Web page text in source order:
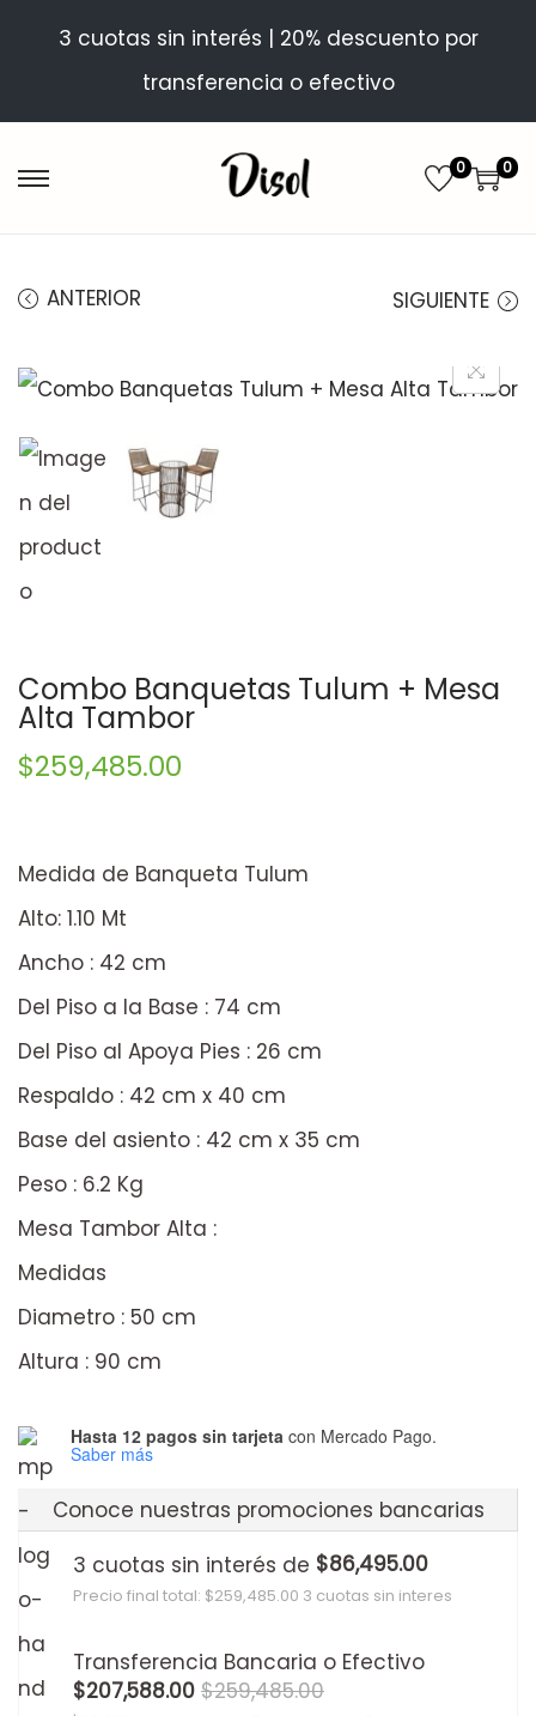
3 cuotas sin interés | 20% descuento por
transferencia o efectivo
0 0
ANTERIOR SIGUIENTE
Combo Banquetas Tulum + Mesa
Alta Tambor
$259,485.00
Medida de Banqueta Tulum
Alto: 1.10 Mt
Ancho : 42 cm
Del Piso a la Base : 74 cm
Del Piso al Apoya Pies : 26 cm
Respaldo : 42 cm x 40 cm
Base del asiento : 42 cm x 35 cm
Peso : 6.2 Kg
Mesa Tambor Alta :
Medidas
Diametro : 50 cm
Altura : 90 cm
Hasta 12 pagos sin tarjeta con Mercado Pago.
Saber más
Conoce nuestras promociones bancarias
3 cuotas sin interés de $86,495.00
Precio final total: $259,485.00 3 cuotas sin interes
Transferencia Bancaria o Efectivo
$207,588.00 $259,485.00